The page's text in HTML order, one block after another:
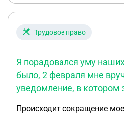
Трудовое право
Я порадовался уму
было, 2 февраля мне
уведомление, в котором
Происходит сокращение